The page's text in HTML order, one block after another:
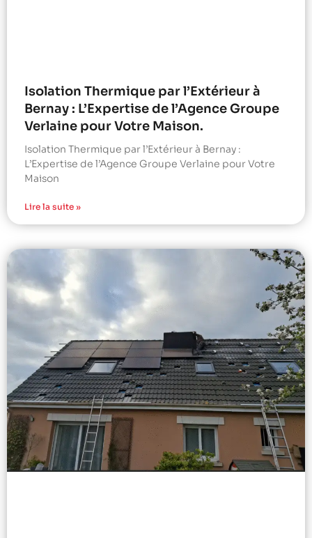
Isolation Thermique par l’Extérieur à
Bernay : L’Expertise de l’Agence Groupe
Verlaine pour Votre Maison.
Isolation Thermique par l’Extérieur à Bernay :
L’Expertise de l’Agence Groupe Verlaine pour Votre
Maison
Lire la suite »